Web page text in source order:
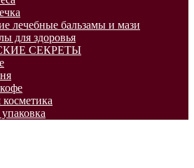
лечебные бальзамы и мази
для здоровья
СЕКРЕТЫ
косметика